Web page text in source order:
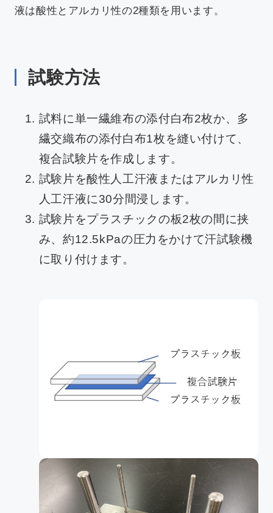
液は酸性とアルカリ性の2種類を用います。
試験方法
試料に単一繊維布の添付白布2枚か、多
繊交織布の添付白布1枚を縫い付けて、
複合試験片を作成します。
試験片を酸性人工汗液またはアルカリ性
人工汗液に30分間浸します。
試験片をプラスチックの板2枚の間に挟
み、約12.5kPaの圧力をかけて汗試験機
に取り付けます。